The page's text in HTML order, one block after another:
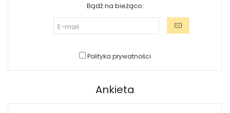
Bądź na bieżąco:
Polityka prywatności
Ankieta